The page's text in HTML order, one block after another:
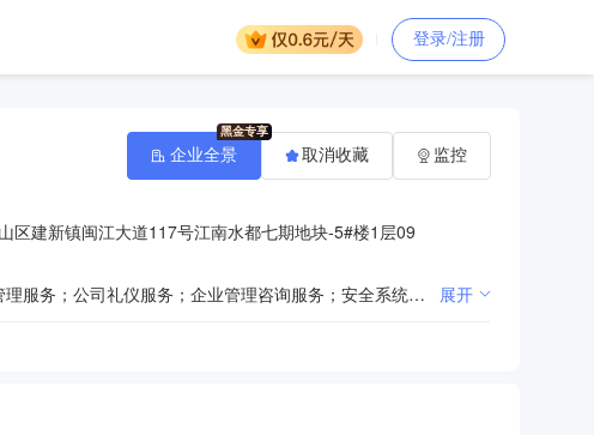
登录/注册
区建新镇闽江大道117号江南水都七期地块-5#楼1层09
门卫、巡逻、守护、随身护卫、安全检查、安全风险评估、区域秩序维护；专业保洁服务；绿化管理服务；公司礼仪服务；企业管理咨询服务；安全系统监控服务；城市公园管理；停车场管理；汽车租赁；其他游览景区管理；消防安全服务；消防设施维护、保养、检测；消防安全评估；安防设备、消防设备销售与租赁；物业管理。（依法须经批准的项目，经相关部门批准后方可开展经营活动） 展开
企业全景 取消收藏 监控